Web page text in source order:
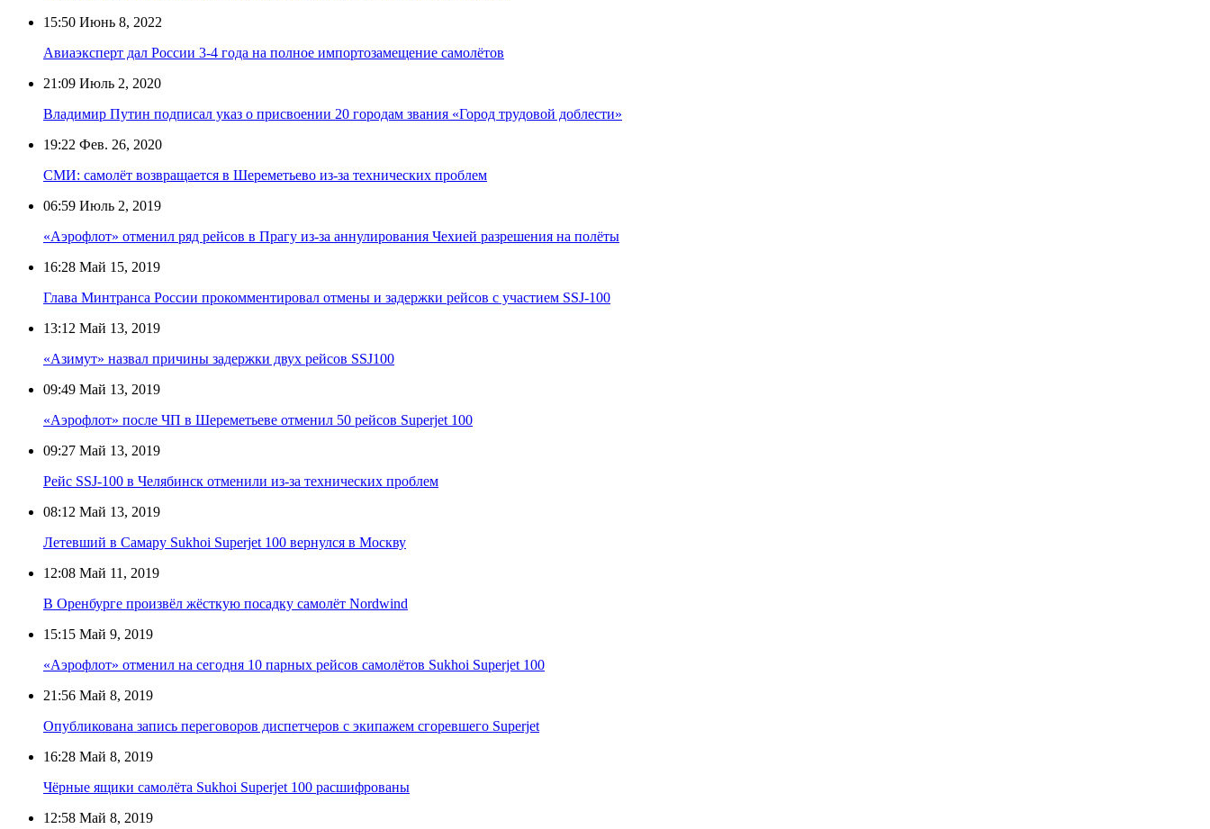
15:50 Июнь 8, 2022
Авиаэксперт дал России 3-4 года на полное импортозамещение самолётов
21:09 Июль 2, 2020
Владимир Путин подписал указ о присвоении 20 городам звания «Город трудовой доблести»
19:22 Фев. 26, 2020
СМИ: самолёт возвращается в Шереметьево из-за технических проблем
06:59 Июль 2, 2019
«Аэрофлот» отменил ряд рейсов в Прагу из-за аннулирования Чехией разрешения на полёты
16:28 Май 15, 2019
Глава Минтранса России прокомментировал отмены и задержки рейсов с участием SSJ-100
13:12 Май 13, 2019
«Азимут» назвал причины задержки двух рейсов SSJ100
09:49 Май 13, 2019
«Аэрофлот» после ЧП в Шереметьеве отменил 50 рейсов Superjet 100
09:27 Май 13, 2019
Рейс SSJ-100 в Челябинск отменили из-за технических проблем
08:12 Май 13, 2019
Летевший в Самару Sukhoi Superjet 100 вернулся в Москву
12:08 Май 11, 2019
В Оренбурге произвёл жёсткую посадку самолёт Nordwind
15:15 Май 9, 2019
«Аэрофлот» отменил на сегодня 10 парных рейсов самолётов Sukhoi Superjet 100
21:56 Май 8, 2019
Опубликована запись переговоров диспетчеров с экипажем сгоревшего Superjet
16:28 Май 8, 2019
Чёрные ящики самолёта Sukhoi Superjet 100 расшифрованы
12:58 Май 8, 2019